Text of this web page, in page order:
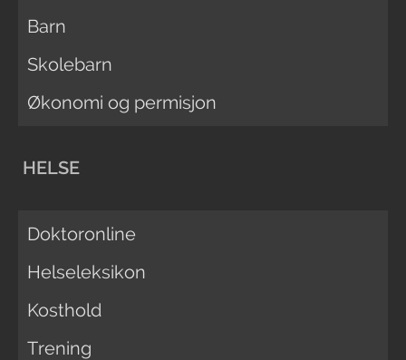
Barn
Skolebarn
Økonomi og permisjon
HELSE
Doktoronline
Helseleksikon
Kosthold
Trening